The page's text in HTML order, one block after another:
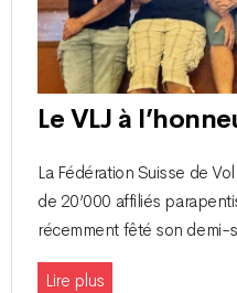
Le VLJ à
La Fédération Suisse de
de 20’000 affiliés
récemment fêté son demi-
Lire plus